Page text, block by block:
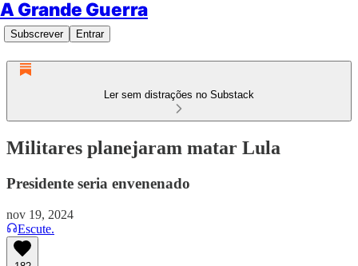
A Grande Guerra
Subscrever Entrar
Ler sem distrações no Substack
Militares planejaram matar Lula
Presidente seria envenenado
nov 19, 2024
Escute.